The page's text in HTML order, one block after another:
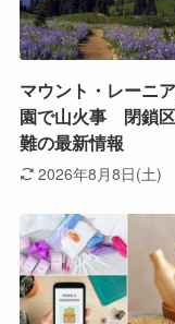
マウント・レーニ
園で山火事 閉鎖
難の最新情報
2026年8月8日(土)